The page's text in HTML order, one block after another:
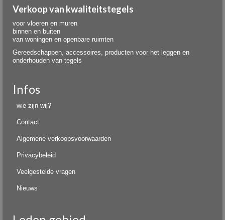
Verkoop van kwaliteitstegels
voor vloeren en muren
binnen en buiten
van woningen en openbare ruimten
Gereedschappen, accessoires, producten voor het leggen en
onderhouden van tegels
Infos
wie zijn wij?
Contact
Algemene verkoopsvoorwaarden
Privacybeleid
Veelgestelde vragen
Nieuws